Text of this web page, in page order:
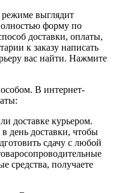
режиме выглядит
форму по
доставки, оплаты,
к заказу написать
вас найти. Нажмите
В интернет-
доставке курьером.
день доставки, чтобы
сдачу с любой
средства, получаете